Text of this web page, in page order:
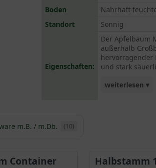
Boden
Nahrhaft
Standort
Sonnig
Eigenschaften:
Der Apfelbaum
außerhalb
hervorragender
und stark
weiterlesen ▾
m.B. / m.Db. (10)
Container Halbstamm